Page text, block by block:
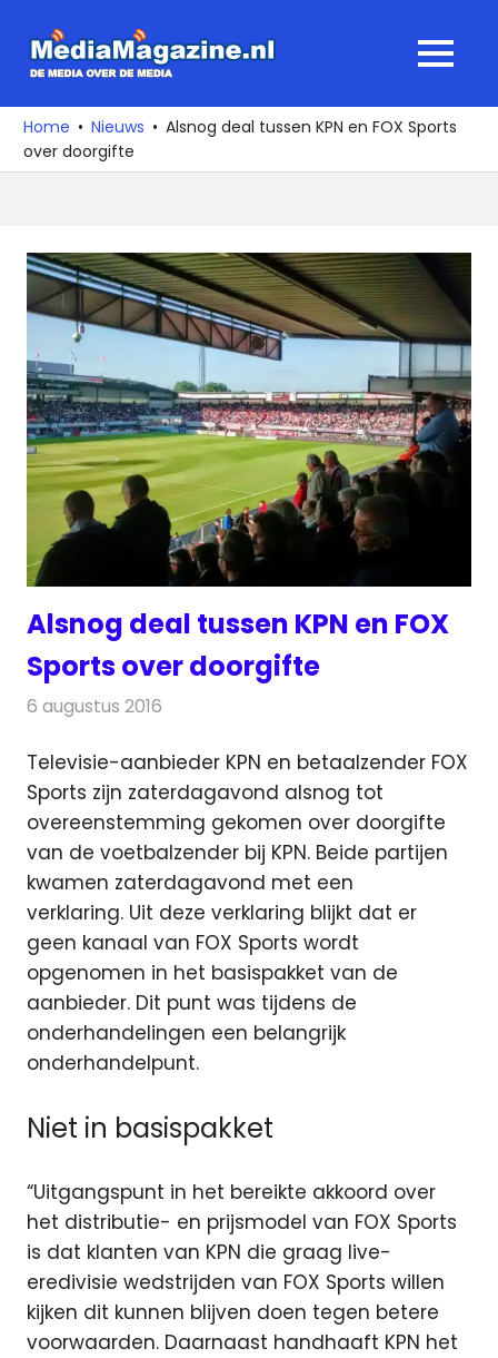
naar
media
over
de
MENU
Home Nieuws
Alsnog deal tussen KPN en FOX Sports
over doorgifte
Alsnog deal tussen KPN en FOX
Sports over doorgifte
6 augustus 2016
Televisie-aanbieder KPN en betaalzender FOX
Sports zijn zaterdagavond alsnog tot
overeenstemming gekomen over doorgifte
van de voetbalzender bij KPN. Beide partijen
kwamen zaterdagavond met een
verklaring. Uit deze verklaring blijkt dat er
geen kanaal van FOX Sports wordt
opgenomen in het basispakket van de
aanbieder. Dit punt was tijdens de
onderhandelingen een belangrijk
onderhandelpunt.
Niet in basispakket
“Uitgangspunt in het bereikte akkoord over
het distributie- en prijsmodel van FOX Sports
is dat klanten van KPN die graag live-
eredivisie wedstrijden van FOX Sports willen
kijken dit kunnen blijven doen tegen betere
voorwaarden. Daarnaast handhaaft KPN het